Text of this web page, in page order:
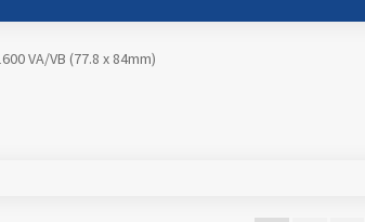
VA/VB (77.8 x 84mm)